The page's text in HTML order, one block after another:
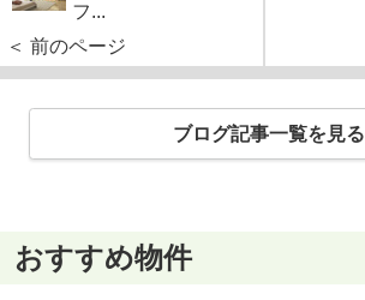
フ...
＜ 前のページ
ブログ記事一覧を見る
おすすめ物件